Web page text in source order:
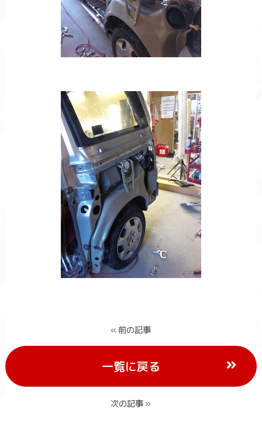
« 前の記事
一覧に戻る
次の記事 »